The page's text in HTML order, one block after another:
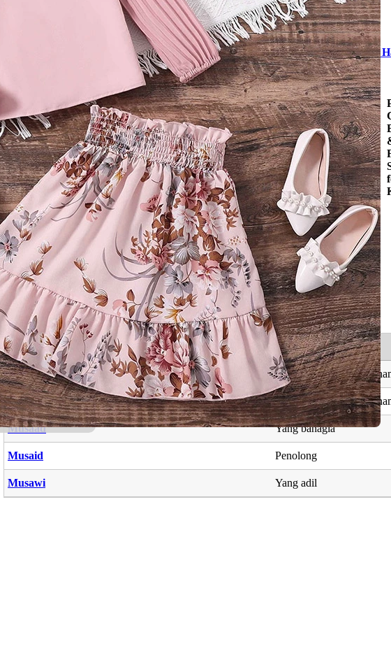
Haffaz: Penjaga, pelindung
✚ Baju Baby Custom Nama 'Musa
Nama Yang Berkaitan dengan Musa Haffaz
Nama Maksud
Musayyad Nama sahabat nabi
Musaab Nama sahabat nabi
Musaad Yang bahagia
Musaid Penolong
Musawi Yang adil